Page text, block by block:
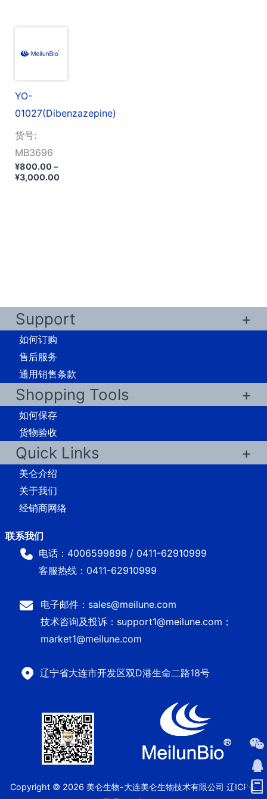
YO-
01027(Dibenzazepine)
货号:
MB3696
¥800.00–
¥3,000.00价
Support
如何订购
售后服务
通用销售条款
Shopping Tools
如何保存
货物验收
Quick Links
美仑介绍
关于我们
经销商网络
电话：4006599898 / 0411-62910999
客服热线：0411-62910999
电子邮件：sales@meilune.com
技术咨询及投诉：support1@meilune.com；
market1@meilune.com
辽宁省大连市开发区双D港生命二路18号
Copyright © 2026 美仑生物-大连美仑生物技术有限公司 辽ICP备